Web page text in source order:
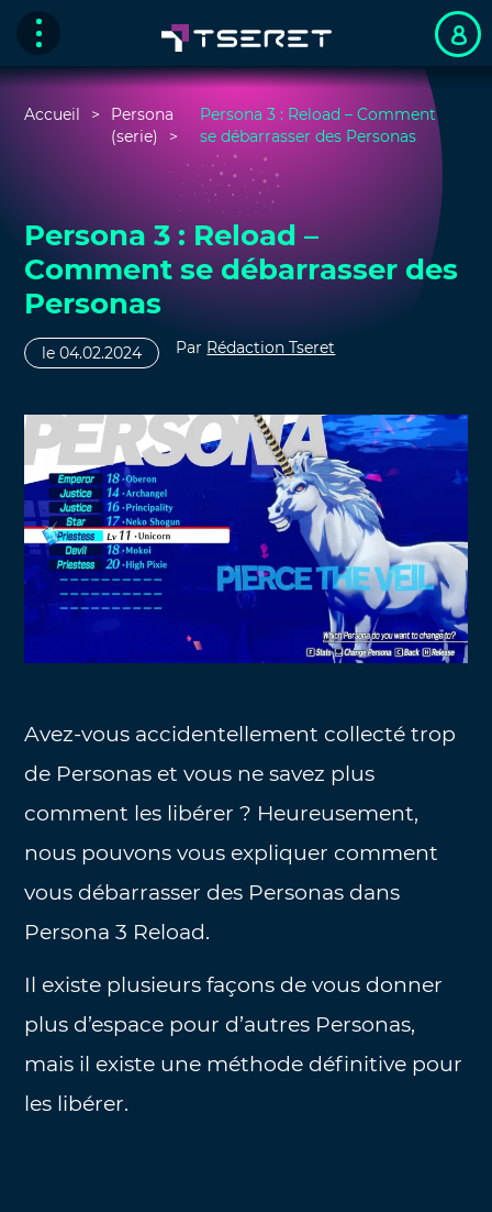
Accueil
Persona
(serie)
Persona 3 : Reload – Comment
se débarrasser des Personas
Persona 3 : Reload –
Comment se débarrasser des
Personas
le 04.02.2024 Par Rédaction Tseret
Avez-vous accidentellement collecté trop
de Personas et vous ne savez plus
comment les libérer ? Heureusement,
nous pouvons vous expliquer comment
vous débarrasser des Personas dans
Persona 3 Reload.
Il existe plusieurs façons de vous donner
plus d’espace pour d’autres Personas,
mais il existe une méthode définitive pour
les libérer.